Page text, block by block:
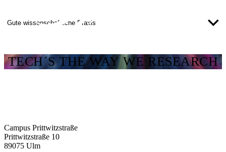
Gute wissenschaftliche Praxis
TECH´S THE WAY WE RESEARCH
Campus Prittwitzstraße
Prittwitzstraße 10
89075 Ulm